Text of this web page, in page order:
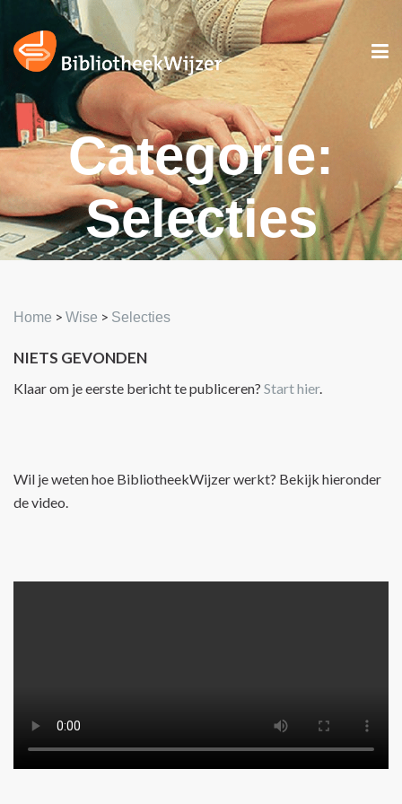
Categorie:
Selecties
Home > Wise > Selecties
NIETS GEVONDEN
Klaar om je eerste bericht te publiceren? Start hier.
Wil je weten hoe BibliotheekWijzer werkt? Bekijk hieronder
de video.